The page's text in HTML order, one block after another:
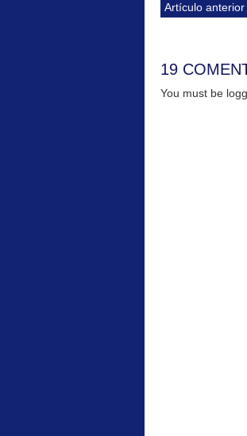
Artículo anterior
19
You must be